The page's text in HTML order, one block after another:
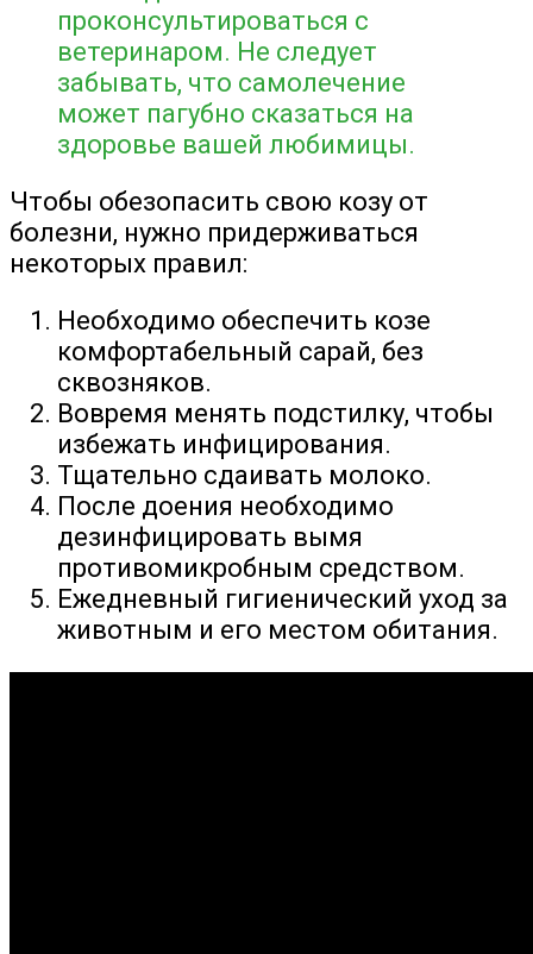
проконсультироваться с
ветеринаром. Не следует
забывать, что самолечение
может пагубно сказаться на
здоровье вашей любимицы.
Чтобы обезопасить свою козу от
болезни, нужно придерживаться
некоторых правил:
Необходимо обеспечить козе
комфортабельный сарай, без
сквозняков.
Вовремя менять подстилку, чтобы
избежать инфицирования.
Тщательно сдаивать молоко.
После доения необходимо
дезинфицировать вымя
противомикробным средством.
Ежедневный гигиенический уход за
животным и его местом обитания.